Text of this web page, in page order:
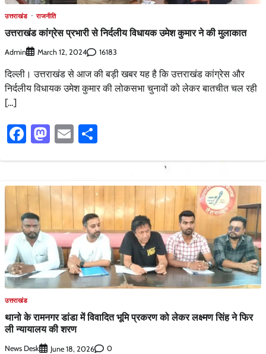
उत्तराखंड राजनीति
उत्तराखंड कांग्रेस प्रभारी से निर्दलीय विधायक उमेश कुमार ने की मुलाकात
Admin March 12, 2024 16183
दिल्ली। उत्तराखंड से आज की बड़ी खबर यह है कि उत्तराखंड कांग्रेस और
निर्दलीय विधायक उमेश कुमार की लोकसभा चुनावों को लेकर बातचीत चल रही
[…]
Facebook
Mastodon
Email
उत्तराखंड
थानो के रामनगर डांडा में विवादित भूमि प्रकरण को लेकर लक्ष्मण सिंह ने फिर
ली न्यायालय की शरण
News Desk June 18, 2026 0